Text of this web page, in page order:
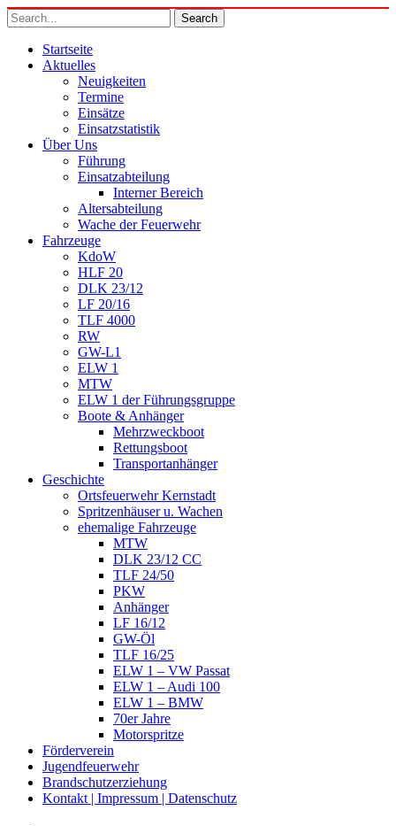
Startseite
Aktuelles
Neuigkeiten
Termine
Einsätze
Einsatzstatistik
Über Uns
Führung
Einsatzabteilung
Interner Bereich
Altersabteilung
Wache der Feuerwehr
Fahrzeuge
KdoW
HLF 20
DLK 23/12
LF 20/16
TLF 4000
RW
GW-L1
ELW 1
MTW
ELW 1 der Führungsgruppe
Boote & Anhänger
Mehrzweckboot
Rettungsboot
Transportanhänger
Geschichte
Ortsfeuerwehr Kernstadt
Spritzenhäuser u. Wachen
ehemalige Fahrzeuge
MTW
DLK 23/12 CC
TLF 24/50
PKW
Anhänger
LF 16/12
GW-Öl
TLF 16/25
ELW 1 – VW Passat
ELW 1 – Audi 100
ELW 1 – BMW
70er Jahre
Motorspritze
Förderverein
Jugendfeuerwehr
Brandschutzerziehung
Kontakt | Impressum | Datenschutz